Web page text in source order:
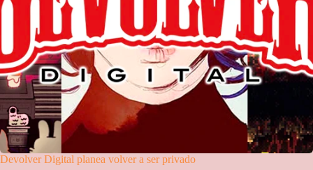
Devolver Digital planea volver a ser privado